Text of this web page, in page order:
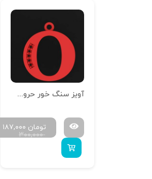
آویز سنگ خور حروف سایز کوچک H-MAYA-S-15
۳۰۰,۰۰۰
۱۸۷,۰۰۰ تومان